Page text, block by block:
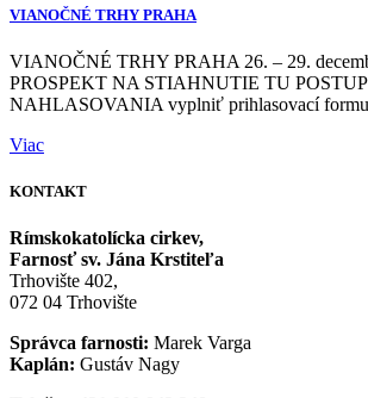
VIANOČNÉ TRHY PRAHA
VIANOČNÉ TRHY PRAHA 26. – 29.
PROSPEKT NA STIAHNUTIE TU POSTUP
NAHLASOVANIA vyplniť prihlasovací
Viac
KONTAKT
Rímskokatolícka cirkev,
Farnosť sv. Jána Krstiteľa
Trhovište 402,
072 04 Trhovište
Správca farnosti: Marek Varga
Kaplán: Gustáv Nagy